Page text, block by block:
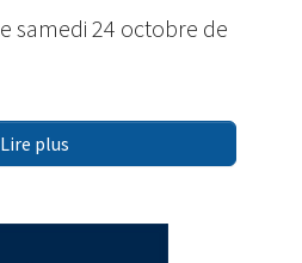
samedi 24 octobre de
Lire plus